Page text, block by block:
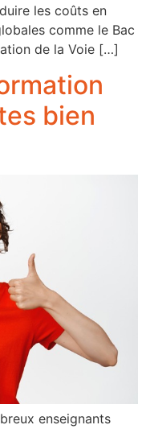
les coûts en
comme le Bac
de la Voie […]
bien
enseignants